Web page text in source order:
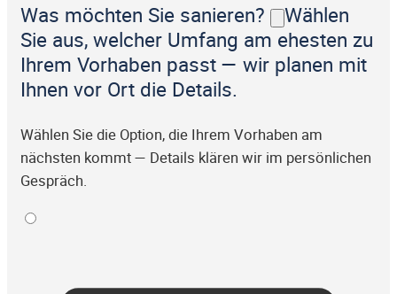
Was möchten Sie sanieren?
Wählen
Sie aus, welcher Umfang am ehesten zu
Ihrem Vorhaben passt — wir planen mit
Ihnen vor Ort die Details.
Wählen Sie die Option, die Ihrem Vorhaben am
nächsten kommt — Details klären wir im persönlichen
Gespräch.